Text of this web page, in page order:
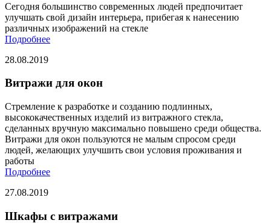
Сегодня большинство современных людей предпочитает
улучшать свой дизайн интерьера, прибегая к нанесению
различных изображений на стекле
Подробнее
28.08.2019
Витражи для окон
Стремление к разработке и созданию подлинных,
высококачественных изделий из витражного стекла,
сделанных вручную максимально повышено среди общества.
Витражи для окон пользуются не малым спросом среди
людей, желающих улучшить свои условия проживания и
работы
Подробнее
27.08.2019
Шкафы с витражами